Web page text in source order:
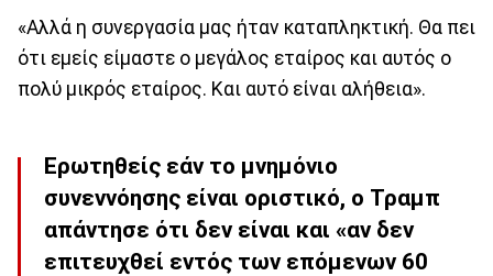
«Αλλά η συνεργασία μας ήταν καταπληκτική. Θα πει
ότι εμείς είμαστε ο μεγάλος εταίρος και αυτός ο
πολύ μικρός εταίρος. Και αυτό είναι αλήθεια».
Ερωτηθείς εάν το μνημόνιο
συνεννόησης είναι οριστικό, ο Τραμπ
απάντησε ότι δεν είναι και «αν δεν
επιτευχθεί εντός των επόμενων 60